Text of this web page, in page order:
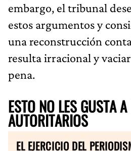
embargo, el tribunal
estos argumentos y
una reconstrucción
resulta irracional y
pena.
ESTO NO LES GUSTA
AUTORITARIOS
EL EJERCICIO DEL